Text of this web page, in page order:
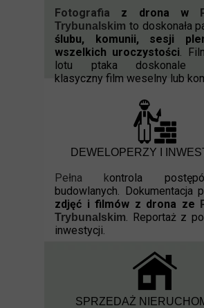
Fotografia z drona w
Trybunalskim to doskonała
ślubu, komunii, sesji
wszelkich uroczystości.
lotu ptaka doskonale
klasyczny film weselny lub
SPRZEDAŻ
DEWELOPERZY I
Pełna kontrola
budowlanych. Dokumentacja
zdjęć i filmów z drona ze
Trybunalskim. Reportaż z
inwestycji.